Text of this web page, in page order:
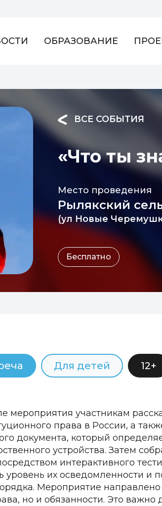
ОБРАЗОВАНИЕ
ВСЕ СОБЫТИЯ
«Что ты
Место проведения
Рылякский
(ул Новые
Бесплатно
Для детей 12+
мероприятия участникам
права в России, а
документа, который
устройства. Затем
интерактивного
уровень их осведомленности и
Мероприятие
но и обязанности. Это